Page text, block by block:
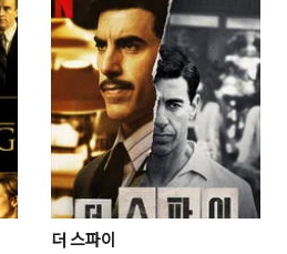
더 스파이